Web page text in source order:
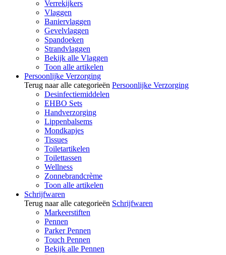
Verrekijkers
Vlaggen
Baniervlaggen
Gevelvlaggen
Spandoeken
Strandvlaggen
Bekijk alle Vlaggen
Toon alle artikelen
Persoonlijke Verzorging
Terug naar alle categorieën Persoonlijke Verzorging
Desinfectiemiddelen
EHBO Sets
Handverzorging
Lippenbalsems
Mondkapjes
Tissues
Toiletartikelen
Toilettassen
Wellness
Zonnebrandcrème
Toon alle artikelen
Schrijfwaren
Terug naar alle categorieën Schrijfwaren
Markeerstiften
Pennen
Parker Pennen
Touch Pennen
Bekijk alle Pennen